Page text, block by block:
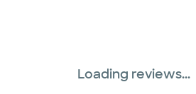
Loading reviews...